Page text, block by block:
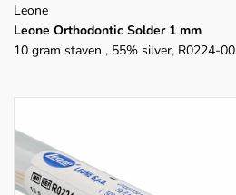
Leone
Leone Orthodontic Solder 1 mm
10 gram staven , 55% silver, R0224-00